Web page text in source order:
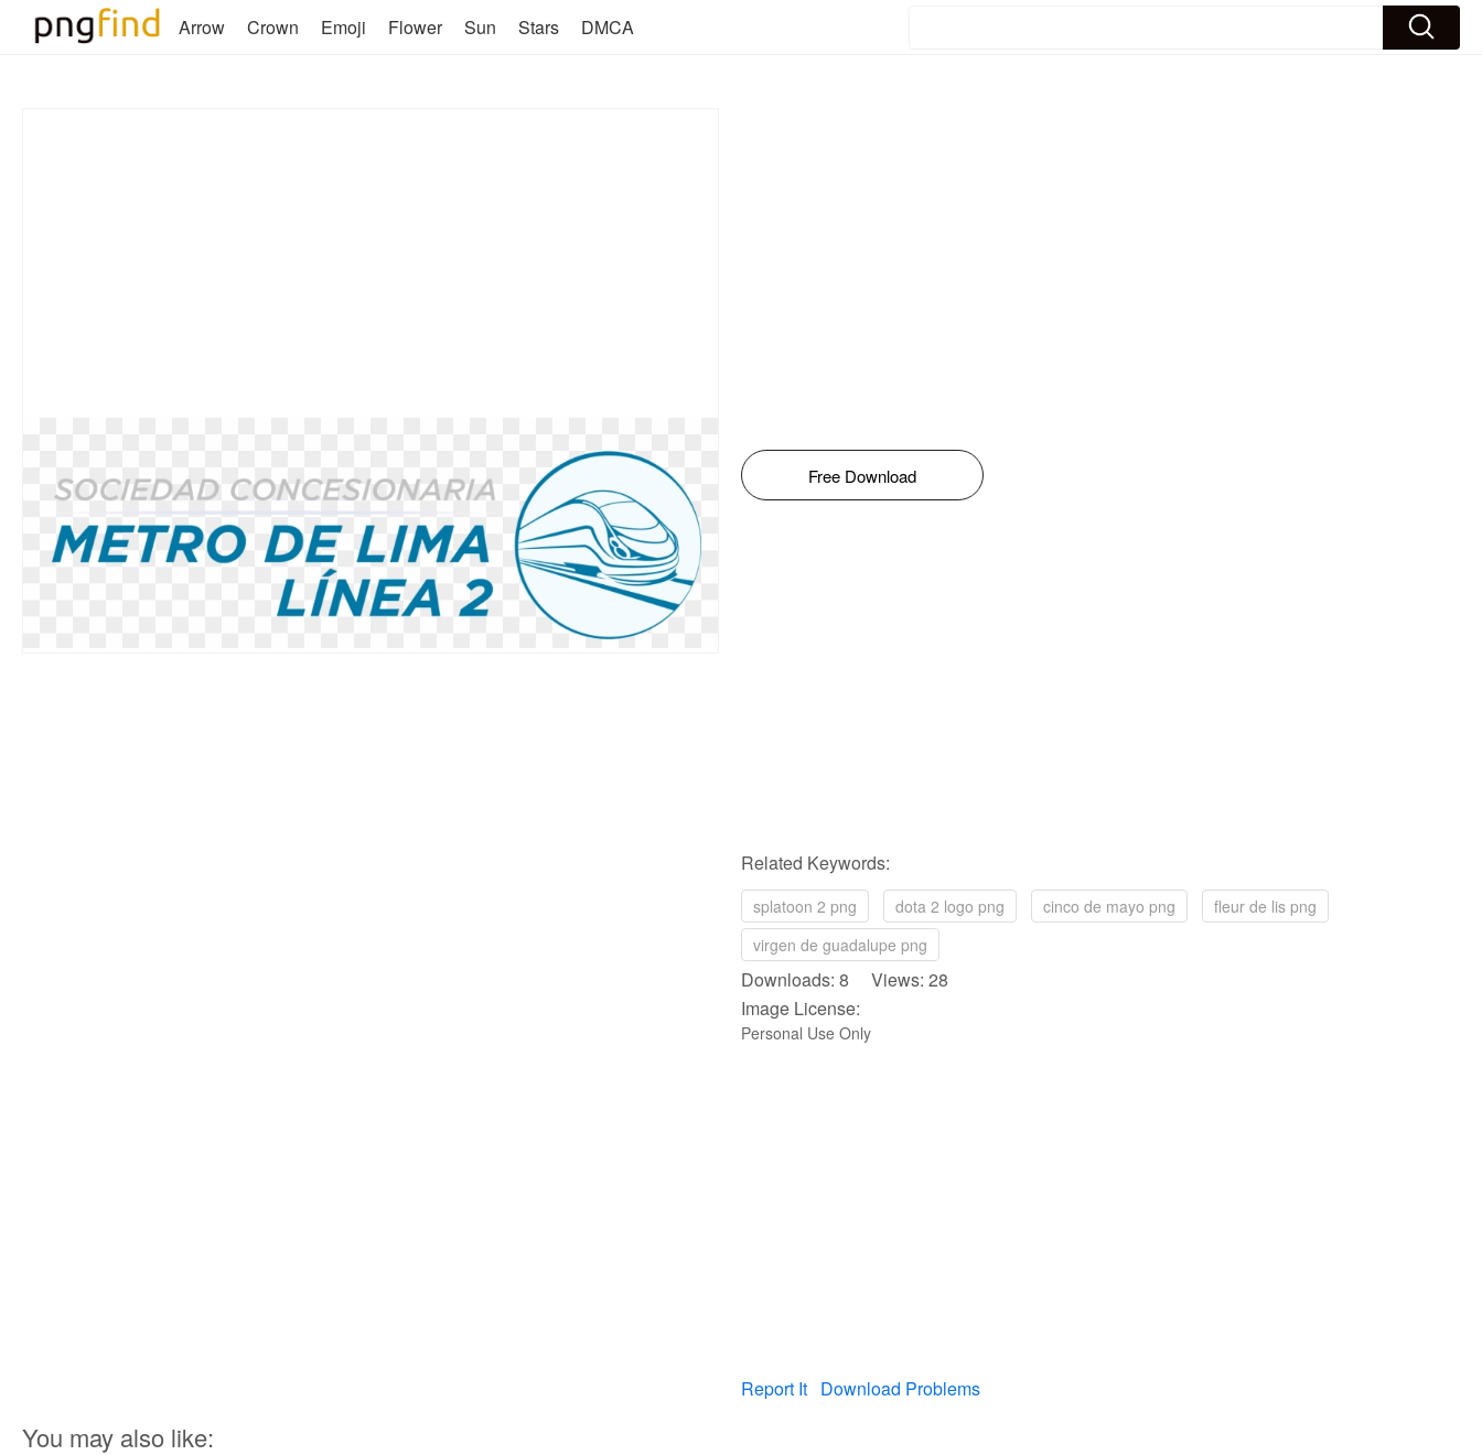
Arrow Crown Emoji Flower Sun Stars DMCA
Free Download
Related Keywords:
splatoon 2 png dota 2 logo png cinco de mayo png
fleur de lis png
virgen de guadalupe png
Downloads: 8 Views: 28
Image License:
Personal Use Only
Report It Download Problems
You may also like: